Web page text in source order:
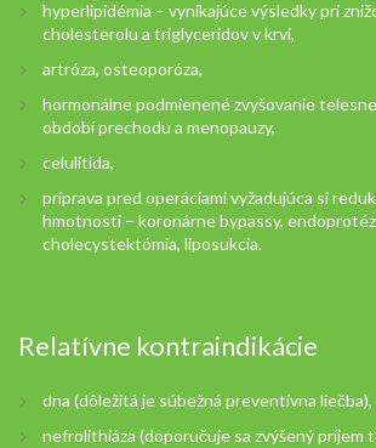
hyperlipidémia – vynikajúce výsledky pri
cholesterolu a triglyceridov v krvi,
artróza, osteoporóza,
hormonálne podmienené zvyšovanie
období prechodu a menopauzy,
celulitída,
príprava pred operáciami vyžadujúca si
hmotnosti – koronárne bypassy,
cholecystektómia, liposukcia.
Relatívne kontraindikácie
dna (dôležitá je súbežná preventívna liečba),
nefrolithiáza (doporučuje sa zvýšený príjem